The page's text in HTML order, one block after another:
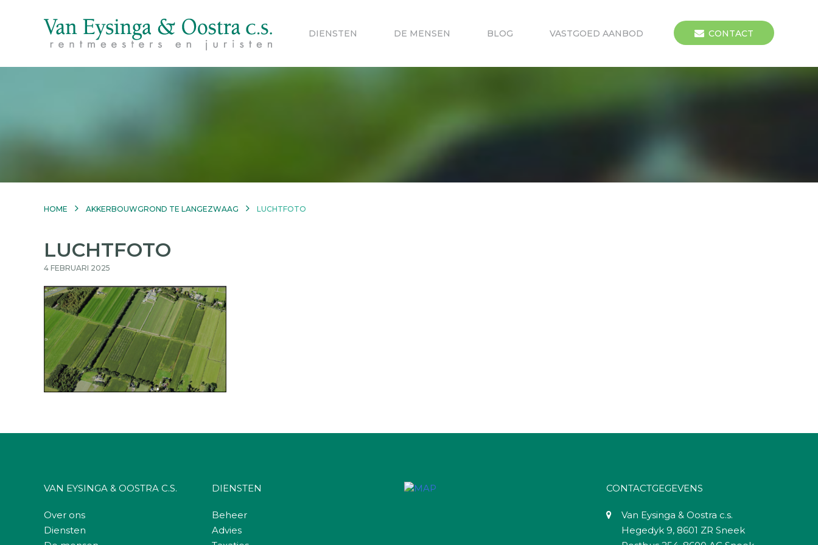
DIENSTEN DE MENSEN BLOG VASTGOED AANBOD CONTACT
HOME AKKERBOUWGROND TE LANGEZWAAG LUCHTFOTO
LUCHTFOTO
4 FEBRUARI 2025
VAN EYSINGA & OOSTRA C.S.
Over ons
Diensten
DIENSTEN
Beheer
Advies
CONTACTGEGEVENS
Van Eysinga & Oostra c.s.
Hegedyk 9, 8601 ZR Sneek